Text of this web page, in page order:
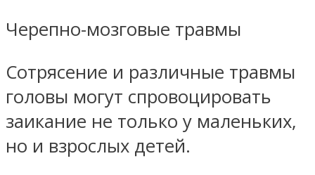
Черепно-мозговые травмы
Сотрясение и различные травмы
головы могут спровоцировать
заикание не только у маленьких,
но и взрослых детей.